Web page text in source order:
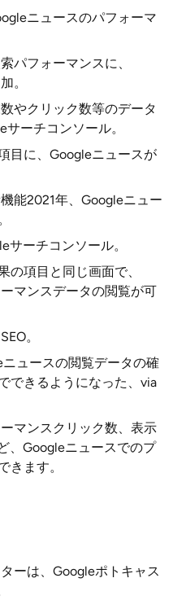
ニュースのパフォーマ
パフォーマンスに、
。
やクリック数等のデータ
ーチコンソール。
目に、Googleニュースが
能2021年、Googleニュー
サーチコンソール。
の項目と同じ画面で、
マンスデータの閲覧が可
。
ュースの閲覧データの確
できるようになった、via
マンスクリック数、表示
、Googleニュースでのプ
きます。
ーは、Googleポトキャス